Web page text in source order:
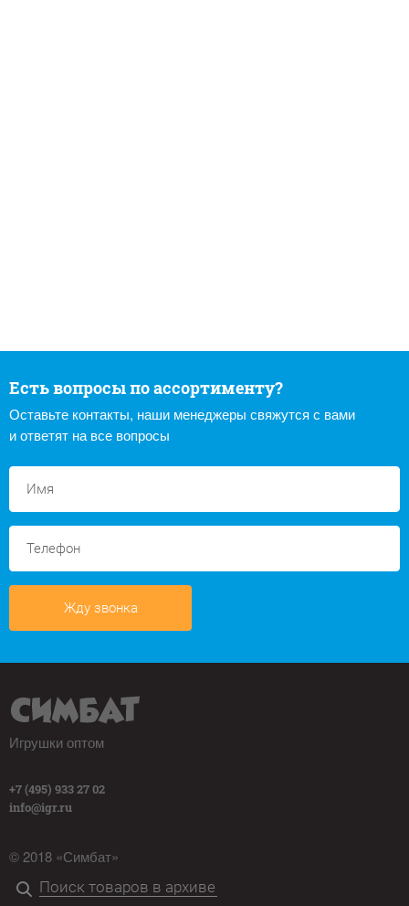
Есть вопросы по ассортименту?
Оставьте контакты, наши менеджеры свяжутся с вами
и ответят на все вопросы
Жду звонка
Игрушки оптом
+7 (495) 933 27 02
info@igr.ru
© 2018 «Симбат»